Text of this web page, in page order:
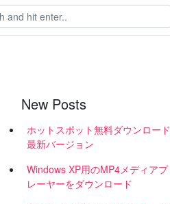
New Posts
ホットスポット無料ダウンロード
最新バージョン
Windows XP用のMP4メディアプ
レーヤーをダウンロード